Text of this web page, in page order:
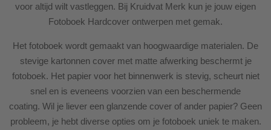
voor altijd wilt vastleggen. Bij Kruidvat Merk kun je jouw eigen
Fotoboek Hardcover ontwerpen met gemak.
Het fotoboek wordt gemaakt van hoogwaardige materialen. De
stevige kartonnen cover met matte afwerking beschermt je
fotoboek. Het papier voor het binnenwerk is stevig, scheurt niet
snel en is eveneens voorzien van een beschermende
coating. Wil je liever een glanzende cover of ander papier? Geen
probleem, je hebt diverse opties om je fotoboek uniek te maken.